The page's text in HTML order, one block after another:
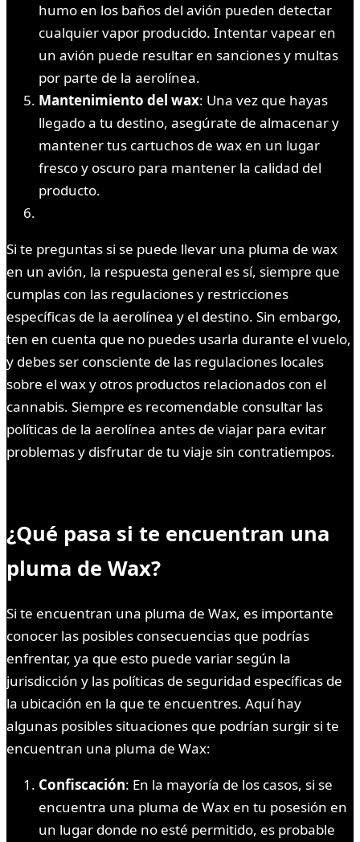
humo en los baños del avión pueden detectar
cualquier vapor producido. Intentar vapear en
un avión puede resultar en sanciones y multas
por parte de la aerolínea.
Mantenimiento del wax: Una vez que hayas
llegado a tu destino, asegúrate de almacenar y
mantener tus cartuchos de wax en un lugar
fresco y oscuro para mantener la calidad del
producto.
Si te preguntas si se puede llevar una pluma de wax
en un avión, la respuesta general es sí, siempre que
cumplas con las regulaciones y restricciones
específicas de la aerolínea y el destino. Sin embargo,
ten en cuenta que no puedes usarla durante el vuelo,
y debes ser consciente de las regulaciones locales
sobre el wax y otros productos relacionados con el
cannabis. Siempre es recomendable consultar las
políticas de la aerolínea antes de viajar para evitar
problemas y disfrutar de tu viaje sin contratiempos.
¿Qué pasa si te encuentran una
pluma de Wax?
Si te encuentran una pluma de Wax, es importante
conocer las posibles consecuencias que podrías
enfrentar, ya que esto puede variar según la
jurisdicción y las políticas de seguridad específicas de
la ubicación en la que te encuentres. Aquí hay
algunas posibles situaciones que podrían surgir si te
encuentran una pluma de Wax:
Confiscación: En la mayoría de los casos, si se
encuentra una pluma de Wax en tu posesión en
un lugar donde no esté permitido, es probable